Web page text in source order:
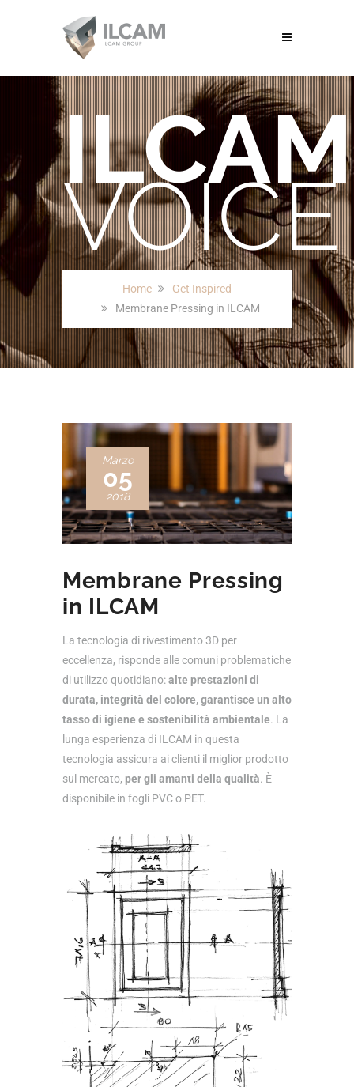
ILCAM
VOICE
Home
Get Inspired
Membrane Pressing in ILCAM
Marzo
05
2018
Membrane Pressing
in ILCAM
La tecnologia di rivestimento 3D per
eccellenza, risponde alle comuni problematiche
di utilizzo quotidiano:alte prestazioni di
durata, integrità del colore, garantisce un alto
tasso di igiene e sostenibilità ambientale. La
lunga esperienza di ILCAM in questa
tecnologia assicura ai clienti il ​​miglior prodotto
sul mercato, per gli amanti della qualità. È
disponibile in fogli PVC o PET.